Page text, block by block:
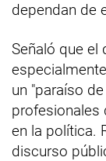
dependan de
Señaló que el
un "paraíso
profesionales
en la política.
discurso